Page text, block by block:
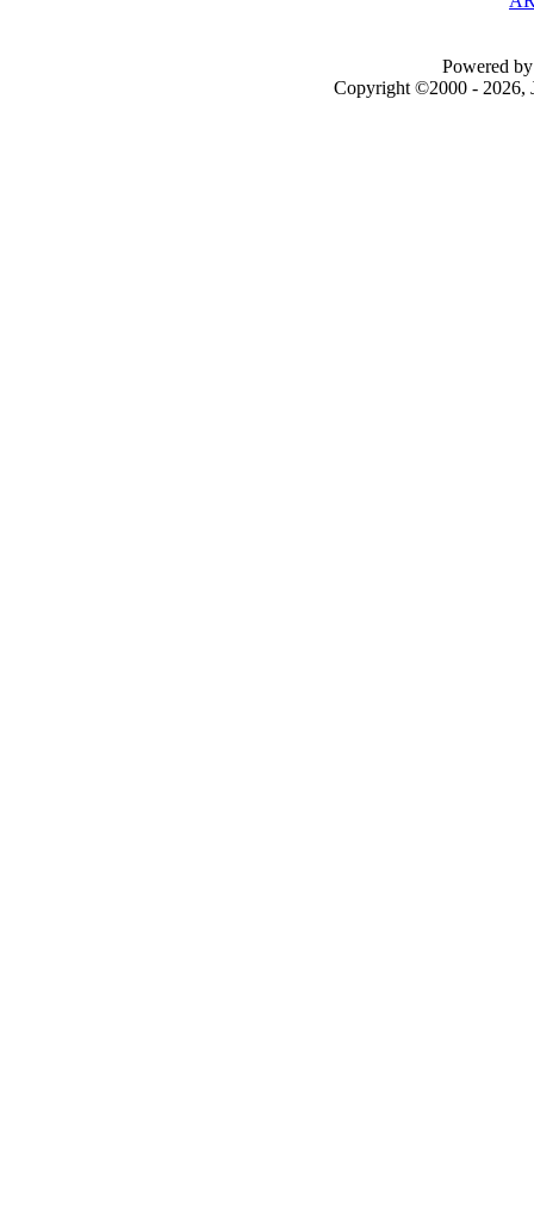
Powered
Copyright ©2000 - 2026,